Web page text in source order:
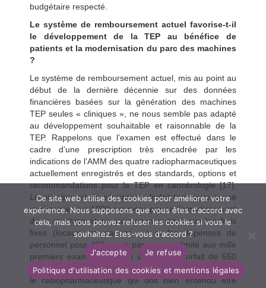
budgétaire respecté.
Le système de remboursement actuel favorise-t-il
le développement de la TEP au bénéfice de
patients et la modernisation du parc des machines
?
Le système de remboursement actuel, mis au point au
début de la dernière décennie sur des données
financières basées sur la génération des machines
TEP seules « cliniques », ne nous semble pas adapté
au développement souhaitable et raisonnable de la
TEP. Rappelons que l’examen est effectué dans le
cadre d’une prescription très encadrée par les
indications de l’AMM des quatre radiopharmaceutiques
actuellement enregistrés et des standards, options et
recommandations pour la TEP en cancérologie [17].
Le principe est de séparer un forfait technique sensé
rembourser sur 1000 examens par an l’amortissement
de la machine et sa maintenance ainsi que les frais
fixes (locaux, assurances …) et les dépenses de
personnel pour 450 euros par examen limité aux mille
premiers examens, auquel s’ajoute un forfait de 550
euros remboursant les consommables (en particulier
le radiopharmaceutique qui doit bien entendu être
Ce site web utilise des cookies pour améliorer votre
expérience. Nous supposons que vous êtes d'accord avec
cela, mais vous pouvez refuser les cookies si vous le
souhaitez. Etes-vous d'accord ?
J'accepte
Je refuse
Politique d'utilisation des cookies et mentions légales